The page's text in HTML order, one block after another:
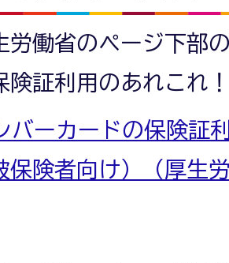
労働省のページ下部
険証利用のあれこれ
バーカードの保険証
保険者向け）（厚生